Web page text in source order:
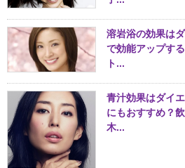
溶岩浴の効果は
で効能アップす
ト...
青汁効果はダイ
にもおすすめ？
木...